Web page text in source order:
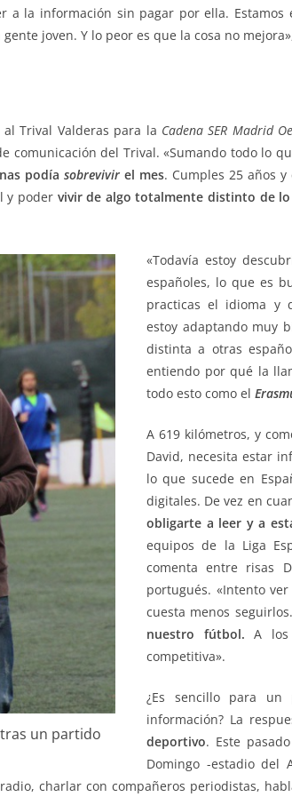
a la información sin pagar por ella.
joven. Y lo peor es que la cosa no
Trival Valderas para la Cadena SER Madrid
comunicación del Trival. «Sumando todo lo
podía sobrevivir el mes. Cumples 25 años
y poder vivir de algo totalmente distinto de
un partido
«Todavía estoy
españoles, lo que es
practicas el idioma y
estoy adaptando muy
distinta a otras
entiendo por qué la
todo esto como el
A 619 kilómetros, y
David, necesita estar
lo que sucede en
digitales. De vez en
obligarte a leer y a
equipos de la Liga
comenta entre risas
portugués. «Intento
cuesta menos seguirlos.
nuestro fútbol. A los
competitiva».
¿Es sencillo para un
información? La
deportivo. Este
Domingo -estadio del
charlar con compañeros periodistas,